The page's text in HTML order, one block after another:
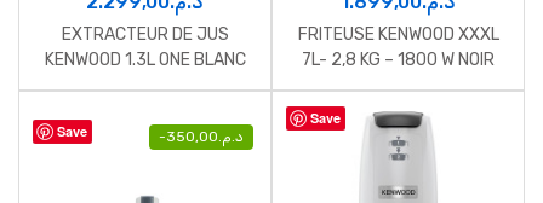
EXTRACTEUR DE JUS
KENWOOD 1.3L ONE BLANC
FRITEUSE KENWOOD XXXL
7L- 2,8 KG – 1800 W NOIR
Save - د.م. 350,00
Save